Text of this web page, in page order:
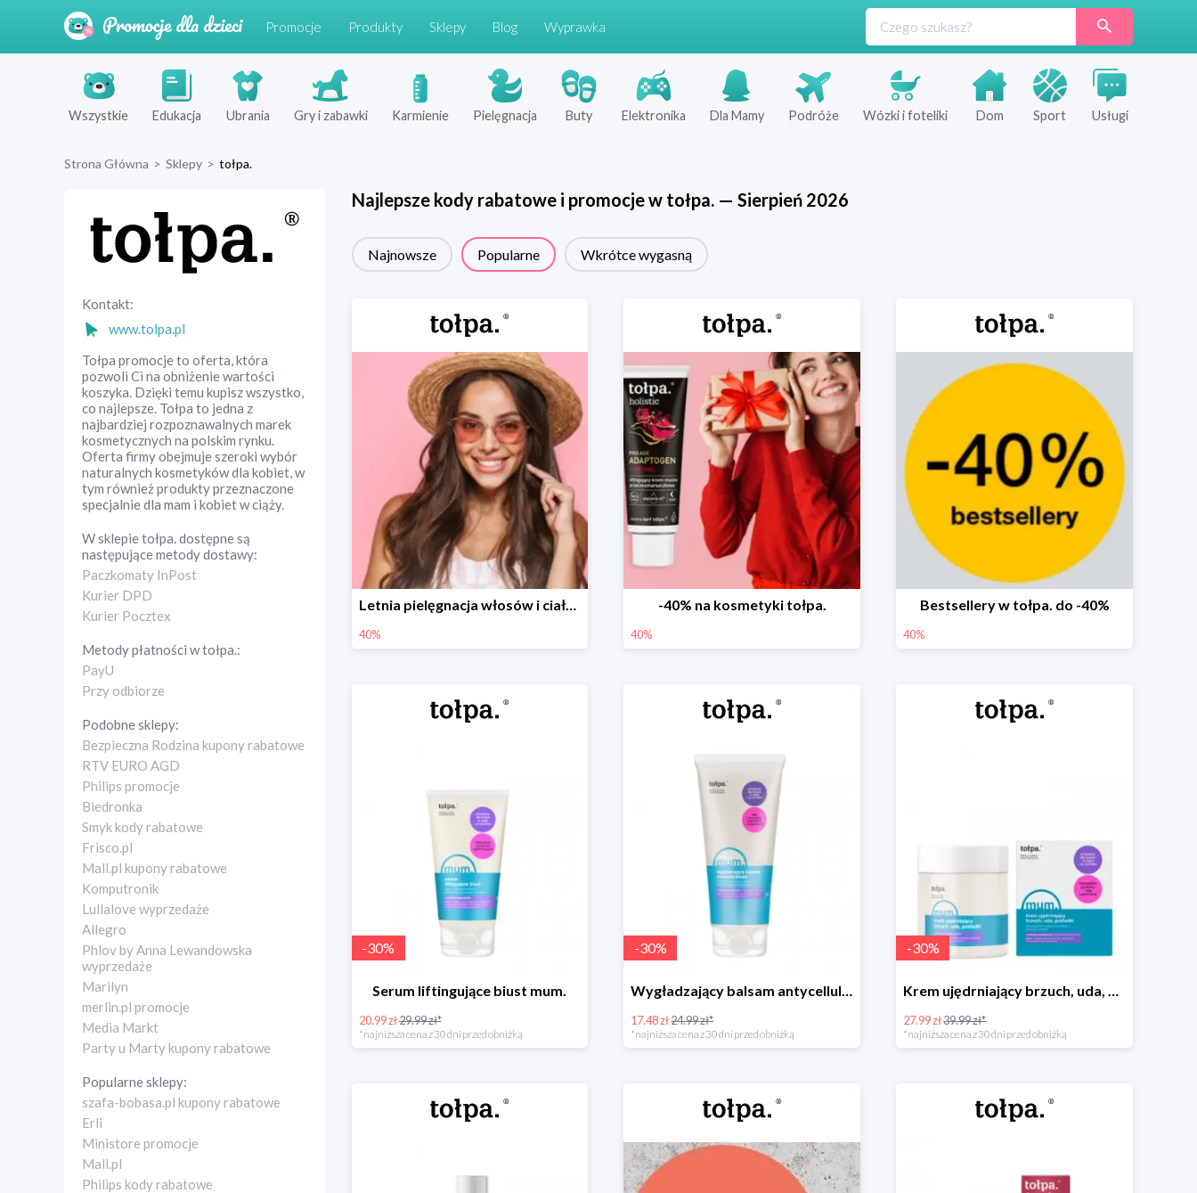
Promocje Produkty Sklepy Blog Wyprawka
Wszystkie Edukacja Ubrania Gry i zabawki Karmienie Pielęgnacja Buty Elektronika Dla Mamy Podróże Wózki i foteliki Dom Sport Usługi
Strona Główna > Sklepy > tołpa.
Kontakt:
www.tolpa.pl
Tołpa promocje to oferta, która
pozwoli Ci na obniżenie wartości
koszyka. Dzięki temu kupisz wszystko,
co najlepsze. Tołpa to jedna z
najbardziej rozpoznawalnych marek
kosmetycznych na polskim rynku.
Oferta firmy obejmuje szeroki wybór
naturalnych kosmetyków dla kobiet, w
tym również produkty przeznaczone
specjalnie dla mam i kobiet w ciąży.
W sklepietołpa.dostępne są
następujące metody dostawy:
Paczkomaty InPost
Kurier DPD
Kurier Pocztex
Metody płatności wtołpa.:
PayU
Przy odbiorze
Podobne sklepy:
Bezpieczna Rodzina kupony rabatowe
RTV EURO AGD
Philips promocje
Biedronka
Smyk kody rabatowe
Frisco.pl
Mall.pl kupony rabatowe
Komputronik
Lullalove wyprzedaże
Allegro
Phlov by Anna Lewandowska
wyprzedaże
Marilyn
merlin.pl promocje
Media Markt
Party u Marty kupony rabatowe
Popularne sklepy:
szafa-bobasa.pl kupony rabatowe
Erli
Ministore promocje
Mall.pl
Philips kody rabatowe
Najlepsze kody rabatowe i promocje w tołpa.— Sierpień 2026
Najnowsze Popularne Wkrótce wygasną
Letnia pielęgnacja włosów i ciała w tołpa. do -40%
40%
-40% na kosmetyki tołpa.
40%
Bestsellery w tołpa. do -40%
40%
-30%
Serum liftingujące biust mum.
20.99 zł29.99 zł*
*najniższa cena z 30 dni przed obniżką
-30%
Wygładzający balsam antycellulitowy mum.
17.48 zł24.99 zł*
*najniższa cena z 30 dni przed obniżką
-30%
Krem ujędrniający brzuch, uda, pośladki mum.
27.99 zł39.99 zł*
*najniższa cena z 30 dni przed obniżką